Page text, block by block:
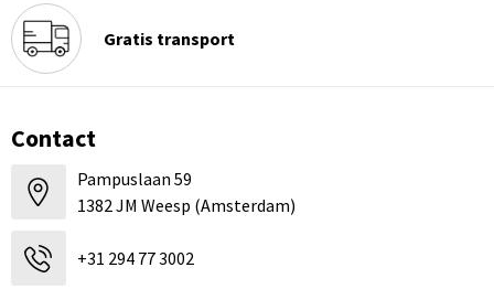
Gratis transport
Contact
Pampuslaan 59
1382 JM Weesp (Amsterdam)
+31 294 77 3002